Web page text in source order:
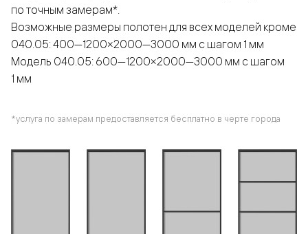
по точным замерам*.
Возможные размеры полотен для всех моделей кроме
040.05: 400—1200×2000—3000 мм с шагом 1 мм
Модель 040.05: 600—1200×2000—3000 мм с шагом
1 мм
*услуга по замерам предоставляется бесплатно в черте города